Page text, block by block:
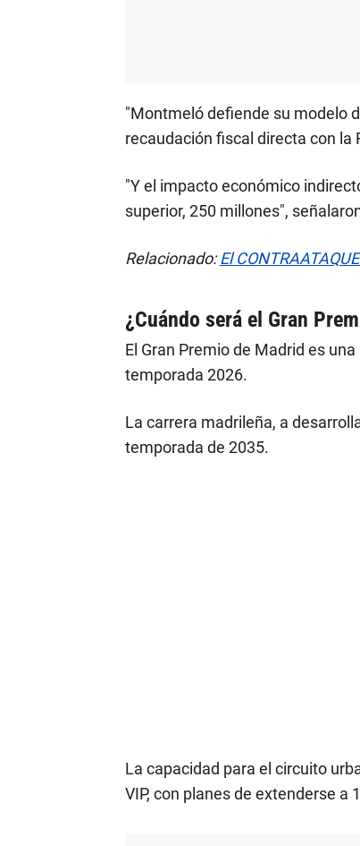
"Montmeló defiende su modelo
recaudación fiscal directa con la
"Y el impacto económico
superior, 250 millones",
Relacionado:El
¿Cuándo será el Gran
El Gran Premio de Madrid es
temporada 2026.
La carrera madrileña, a
temporada de 2035.
La capacidad para el circuito
VIP, con planes de extenderse a